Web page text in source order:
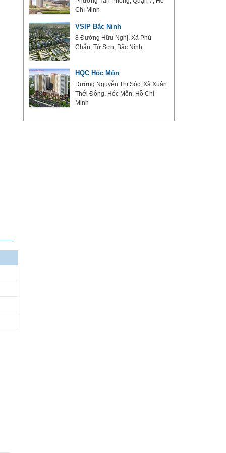
Chí Minh
VSIP Bắc Ninh
8 Đường Hữu Nghị, Xã Phù
Chẩn, Từ Sơn, Bắc Ninh
HQC Hóc Môn
Đường Nguyễn Thị Sóc, Xã Xuân
Thới Đông, Hóc Môn, Hồ Chí
Minh